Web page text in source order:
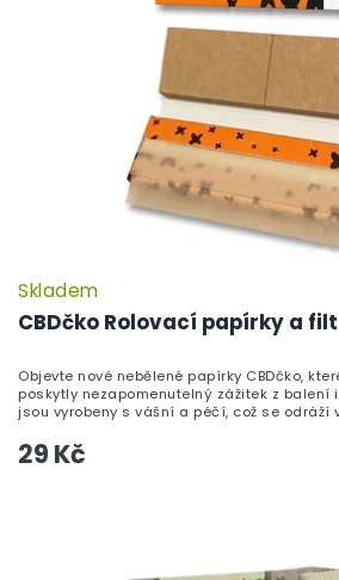
CBDčko Rolovací papírky a
Skladem
29 Kč
Objevte nové nebělené papírky CBDčko,
poskytly nezapomenutelný zážitek z balení
jsou vyrobeny s vášní a péčí, což se odráží